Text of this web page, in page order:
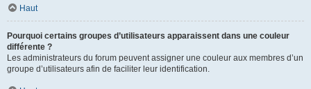
Haut
Pourquoi certains groupes d’utilisateurs apparaissent dans une couleur
différente ?
Les administrateurs du forum peuvent assigner une couleur aux membres d’un
groupe d’utilisateurs afin de faciliter leur identification.